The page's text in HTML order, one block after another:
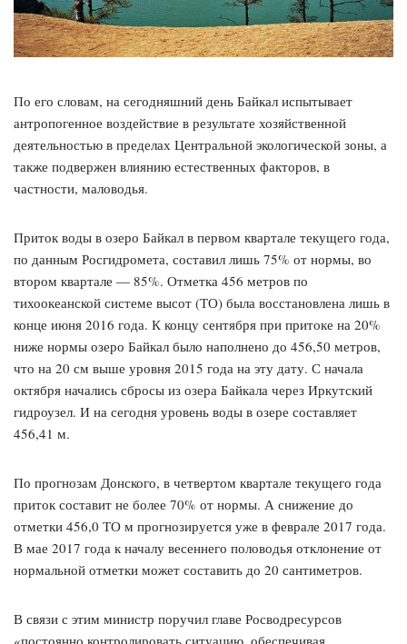
По его словам, на сегодняшний день Байкал испытывает
антропогенное воздействие в результате хозяйственной
деятельностью в пределах Центральной экологической зоны, а
также подвержен влиянию естественных факторов, в
частности, маловодья.
Приток воды в озеро Байкал в первом квартале текущего года,
по данным Росгидромета, составил лишь 75% от нормы, во
втором квартале — 85%. Отметка 456 метров по
тихоокеанской системе высот (ТО) была восстановлена лишь в
конце июня 2016 года. К концу сентября при притоке на 20%
ниже нормы озеро Байкал было наполнено до 456,50 метров,
что на 20 см выше уровня 2015 года на эту дату. С начала
октября начались сбросы из озера Байкала через Иркутский
гидроузел. И на сегодня уровень воды в озере составляет
456,41 м.
По прогнозам Донского, в четвертом квартале текущего года
приток составит не более 70% от нормы. А снижение до
отметки 456,0 ТО м прогнозируется уже в феврале 2017 года.
В мае 2017 года к началу весеннего половодья отклонение от
нормальной отметки может составить до 20 сантиметров.
В связи с этим министр поручил главе Росводресурсов